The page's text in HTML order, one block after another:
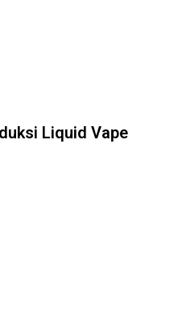
Liquid Vape